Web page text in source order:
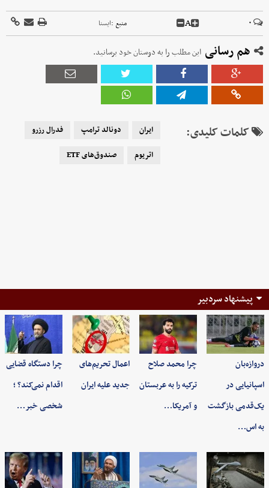
۰ A منبع :ایسنا
هم رسانی این مطلب را به دوستان خود برسانید.
کلمات کلیدی: ایران دونالد ترامپ
فدرال رزرو
اتریوم
صندوق‌های ETF
پیشنهاد سردبیر
دروازه‌بان
اسپانیایی در
یک‌قدمی بازگشت
به اس…
چرا محمد صلاح
ترکیه را به عربستان
و آمریکا…
اعمال تحریم‌های
جدید علیه ایران
چرا دستگاه قضایی
اقدام نمی‌کند؟ ؛
شخصی خبر…